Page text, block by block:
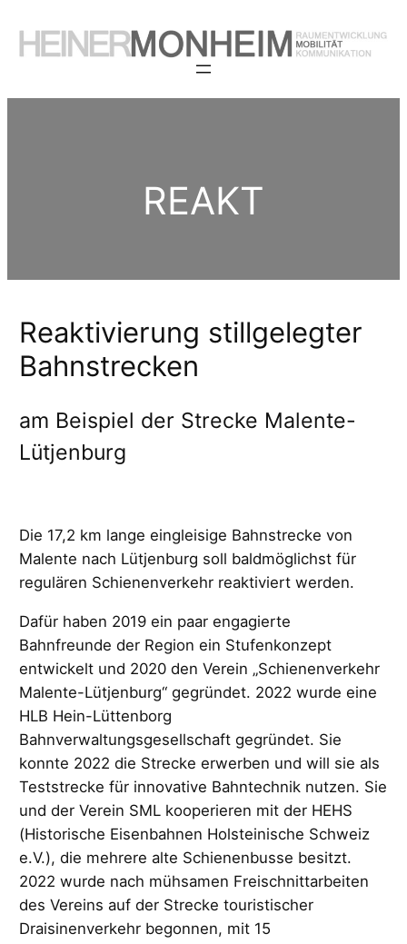
Inhalt
REAKT
Reaktivierung stillgelegter
Bahnstrecken
am Beispiel der Strecke Malente-
Lütjenburg
Die 17,2 km lange eingleisige Bahnstrecke von
Malente nach Lütjenburg soll baldmöglichst für
regulären Schienenverkehr reaktiviert werden.
Dafür haben 2019 ein paar engagierte
Bahnfreunde der Region ein Stufenkonzept
entwickelt und 2020 den Verein „Schienenverkehr
Malente-Lütjenburg“ gegründet. 2022 wurde eine
HLB Hein-Lüttenborg
Bahnverwaltungsgesellschaft gegründet. Sie
konnte 2022 die Strecke erwerben und will sie als
Teststrecke für innovative Bahntechnik nutzen. Sie
und der Verein SML kooperieren mit der HEHS
(Historische Eisenbahnen Holsteinische Schweiz
e.V.), die mehrere alte Schienenbusse besitzt.
2022 wurde nach mühsamen Freischnittarbeiten
des Vereins auf der Strecke touristischer
Draisinenverkehr begonnen, mit 15